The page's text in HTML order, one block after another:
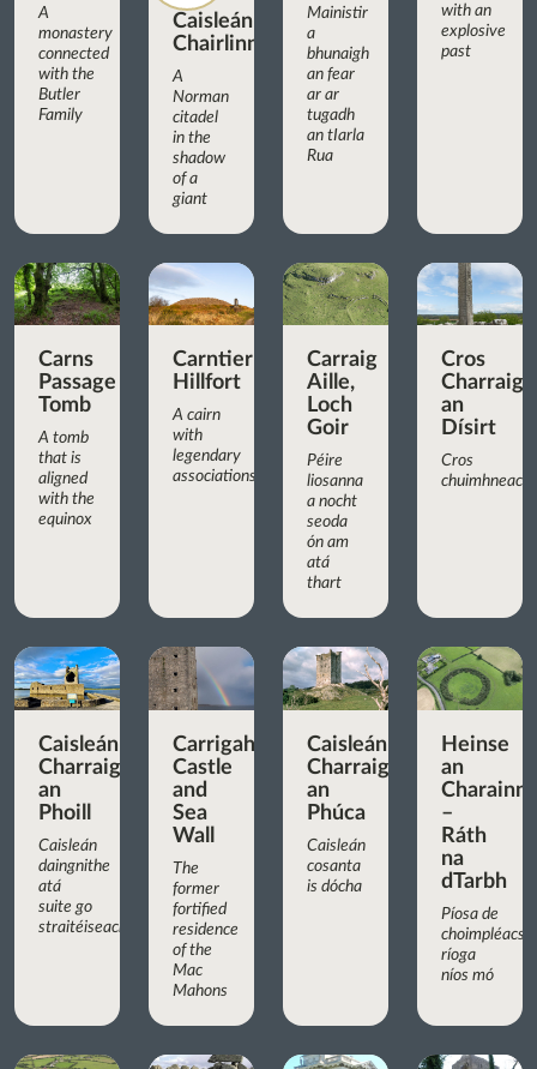
A
monastery
connected
with the
Butler
Family
Caisleán
Chairlinn
A
Norman
citadel
in the
shadow
of a
giant
Mainistir
a
bhunaigh
an fear
ar ar
tugadh
an tIarla
Rua
with an
explosive
past
Carns
Passage
Tomb
A tomb
that is
aligned
with the
equinox
Carntierna
Hillfort
A cairn
with
legendary
associations
Carraig
Aille,
Loch
Goir
Péire
liosanna
a nocht
seoda
ón am
atá
thart
Cros
Charraig
an
Dísirt
Cros
Caisleán
Charraig
an
Phoill
Caisleán
daingnithe
atá
suite go
straitéiseach
Carrigaholt
Castle
and
Sea
Wall
The
former
fortified
residence
of the
Mac
Mahons
Caisleán
Charraig
an
Phúca
Caisleán
cosanta
is dócha
Heinse
an
Charainn
–
Ráth
na
dTarbh
Píosa de
choimpléacs
ríoga
níos mó